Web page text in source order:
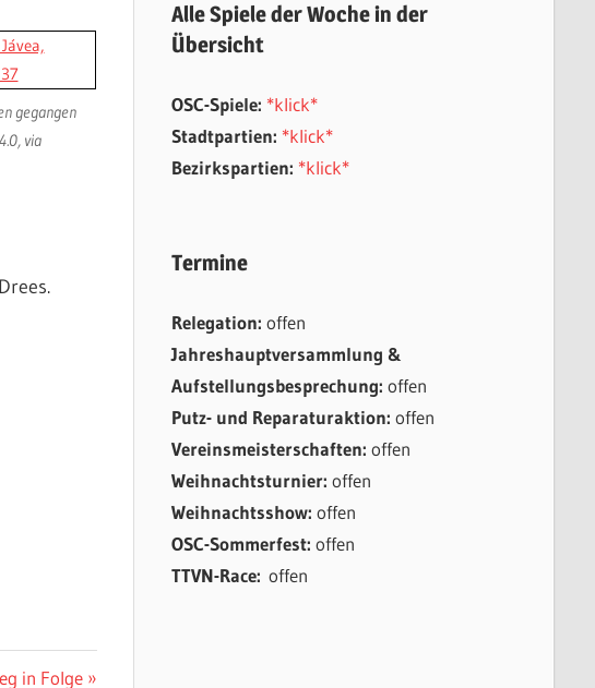
gegangen
via
in Folge
Alle Spiele der Woche in der
Übersicht
OSC-Spiele: *klick*
Stadtpartien: *klick*
Bezirkspartien: *klick*
Termine
Relegation: offen
Jahreshauptversammlung &
Aufstellungsbesprechung: offen
Putz- und Reparaturaktion: offen
Vereinsmeisterschaften: offen
Weihnachtsturnier: offen
Weihnachtsshow: offen
OSC-Sommerfest: offen
TTVN-Race: offen